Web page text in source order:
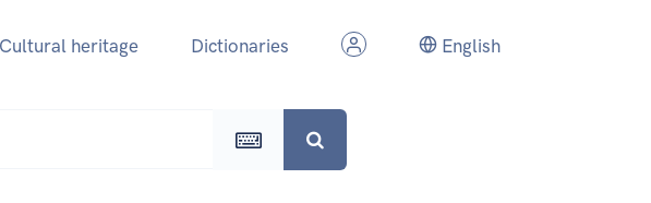
Cultural heritage Dictionaries English